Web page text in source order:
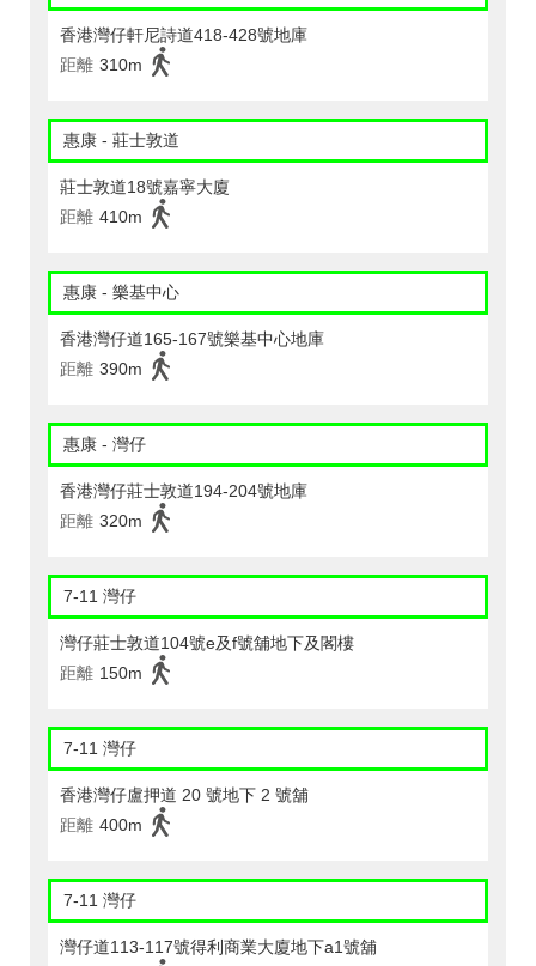
香港灣仔軒尼詩道418-428號地庫
距離 310m
惠康 - 莊士敦道
莊士敦道18號嘉寧大廈
距離 410m
惠康 - 樂基中心
香港灣仔道165-167號樂基中心地庫
距離 390m
惠康 - 灣仔
香港灣仔莊士敦道194-204號地庫
距離 320m
7-11 灣仔
灣仔莊士敦道104號e及f號舖地下及閣樓
距離 150m
7-11 灣仔
香港灣仔盧押道 20 號地下 2 號舖
距離 400m
7-11 灣仔
灣仔道113-117號得利商業大廈地下a1號舖